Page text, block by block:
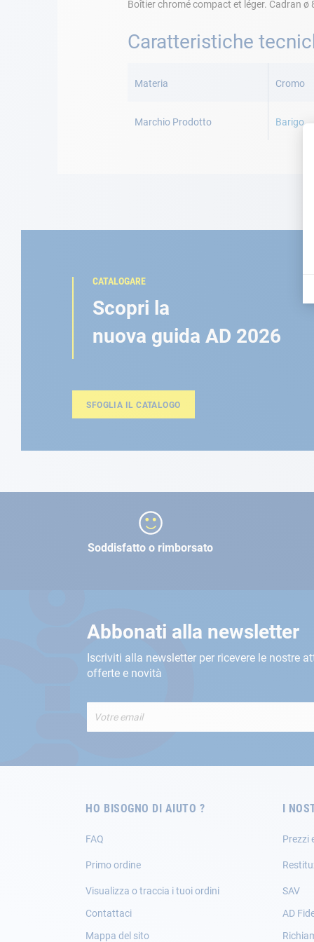
Boîtier chromé compact et léger. Cadran ø
Caratteristiche
Informazioni
Materia Cromo
Marchio Prodotto Barigo
CATALOGARE
Scopri la
nuova guida AD 2026
SFOGLIA IL CATALOGO
Soddisfatto o rimborsato
Abbonati alla newsletter
Iscriviti alla newsletter per ricevere le nostre
offerte e novità
alla
HO BISOGNO DI AIUTO ?
FAQ
Primo ordine
Visualizza o traccia i tuoi ordini
Contattaci
Mappa del sito
I
Prezzi
SAV
AD